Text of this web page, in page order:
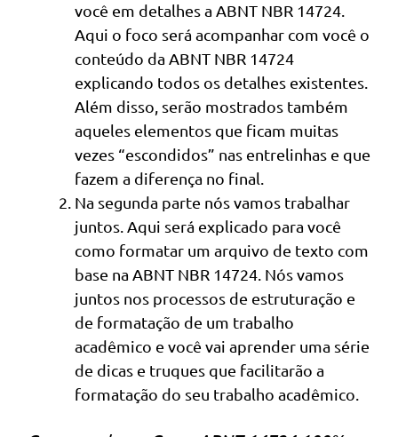
você em detalhes a ABNT NBR 14724.
Aqui o foco será acompanhar com você o
conteúdo da ABNT NBR 14724
explicando todos os detalhes existentes.
Além disso, serão mostrados também
aqueles elementos que ficam muitas
vezes “escondidos” nas entrelinhas e que
fazem a diferença no final.
Na segunda parte nós vamos trabalhar
juntos. Aqui será explicado para você
como formatar um arquivo de texto com
base na ABNT NBR 14724. Nós vamos
juntos nos processos de estruturação e
de formatação de um trabalho
acadêmico e você vai aprender uma série
de dicas e truques que facilitarão a
formatação do seu trabalho acadêmico.